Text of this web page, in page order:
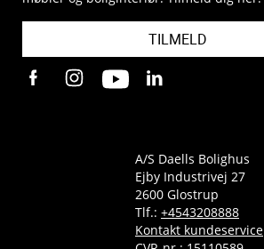
TILMELD
A/S Daells Bolighus
Ejby Industrivej 27
2600 Glostrup
Tlf.: +4543208888
Kontakt kundeservice